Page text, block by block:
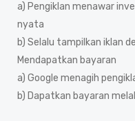
a) Pengiklan menawar
nyata
b) Selalu tampilkan iklan
Mendapatkan bayaran
a) Google menagih
b) Dapatkan bayaran